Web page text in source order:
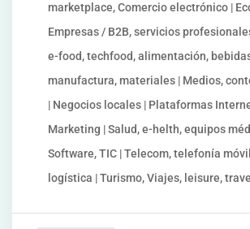
marketplace, Comercio electrónico |
Empresas / B2B, servicios
e-food, techfood, alimentación,
manufactura, materiales | Medios,
| Negocios locales | Plataformas
Marketing | Salud, e-helth, equipos
Software, TIC | Telecom, telefonía
logística | Turismo, Viajes, leisure, travel